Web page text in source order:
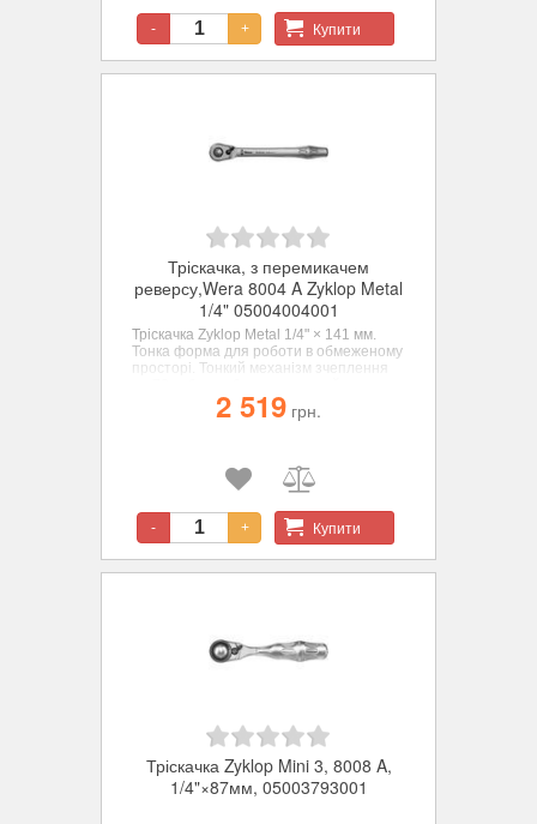
- + Купити
Тріскачка, з перемикачем
реверсу,Wera 8004 A Zyklop Metal
1/4" 05004004001
Тріскачка Zyklop Metal 1/4" × 141 мм.
Тонка форма для роботи в обмеженому
просторі. Тонкий механізм зчеплення
повернення - лише 5°. З перемикачем
реверсу для зручної зміни напрямку
2 519 грн.
- + Купити
Тріскачка Zyklop Mini 3, 8008 A,
1/4"×87мм, 05003793001